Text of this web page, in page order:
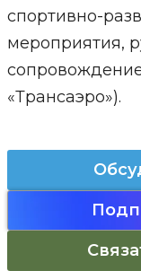
спортивно-
мероприятия,
«Трансаэро»).